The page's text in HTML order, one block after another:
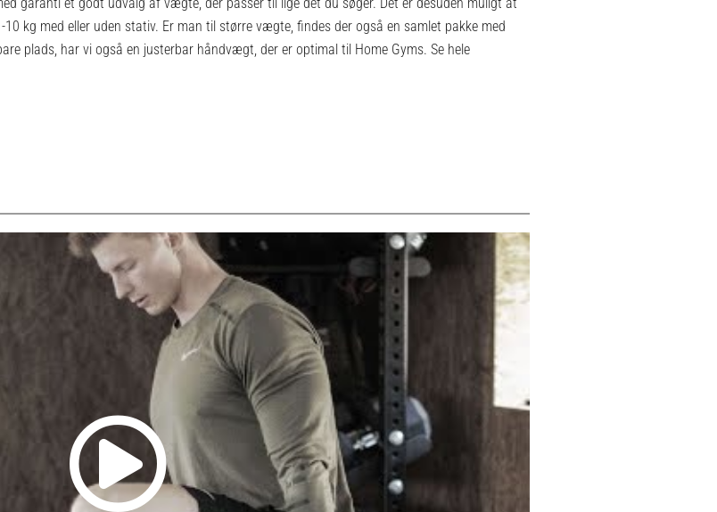
kg med eller uden stativ. Er man til større vægte, findes der også en samlet pakke med
plads, har vi også en justerbar håndvægt, der er optimal til Home Gyms. Se hele